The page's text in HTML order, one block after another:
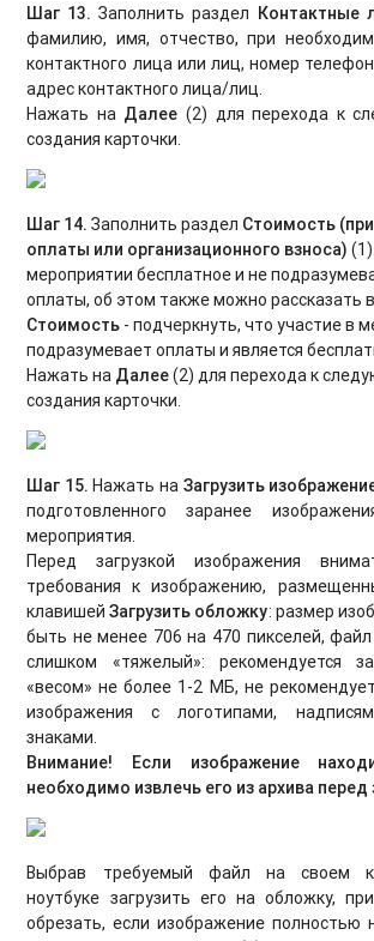
Шаг 13.Заполнить раздел Контактные
фамилию, имя, отчество, при
контактного лица или лиц, номер
адрес контактного лица/лиц.
Нажать на Далее (2) для перехода к
создания карточки.
Шаг 14.Заполнить раздел Стоимость
оплаты или организационного взноса)
мероприятии бесплатное и не
оплаты, об этом также можно рассказать
Стоимость - подчеркнуть, что участие в
подразумевает оплаты и является
Нажать на Далее(2) для перехода к
создания карточки.
Шаг 15.Нажать на Загрузить
подготовленного заранее
мероприятия.
Перед загрузкой изображения
требования к изображению,
клавишейЗагрузить обложку: размер
быть не менее 706 на 470 пикселей,
слишком «тяжелый»: рекомендуется
«весом» не более 1-2 MБ, не
изображения с логотипами,
знаками.
Внимание! Если изображение
необходимо извлечь его из архива перед
Выбрав требуемый файл на своем
ноутбуке загрузить его на обложку,
обрезать, если изображение полностью